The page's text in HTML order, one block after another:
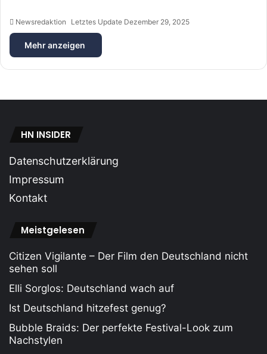
Newsredaktion Letztes Update Dezember 29, 2025
Mehr anzeigen
HN INSIDER
Datenschutzerklärung
Impressum
Kontakt
Meistgelesen
Citizen Vigilante – Der Film den Deutschland nicht
sehen soll
Elli Sorglos: Deutschland wach auf
Ist Deutschland hitzefest genug?
Bubble Braids: Der perfekte Festival-Look zum
Nachstylen